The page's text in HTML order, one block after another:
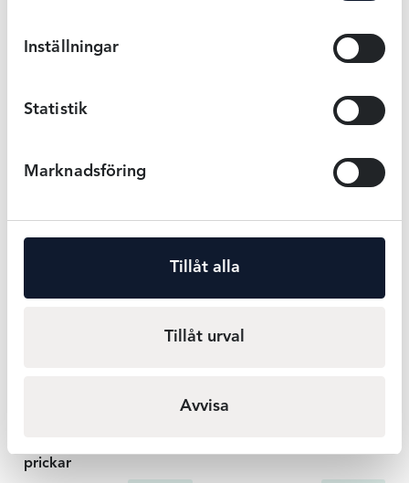
Inställningar
Statistik
Marknadsföring
Tillåt alla
Tillåt urval
Avvisa
- Khaki
prickar